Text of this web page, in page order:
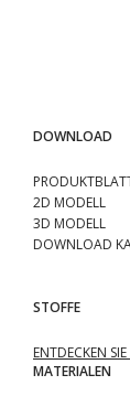
DOWNLOAD
2D MODELL
3D MODELL
DOWNLOAD
STOFFE
ENTDECKEN
MATERIALEN